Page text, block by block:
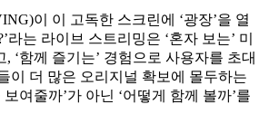
이 이 고독한 스크린에 ‘광장’을 열
라는 라이브 스트리밍은 ‘혼자 보는’ 미
‘함께 즐기는’ 경험으로 사용자를 초대
이 더 많은 오리지널 확보에 몰두하는
여줄까’가 아닌 ‘어떻게 함께 볼까’를